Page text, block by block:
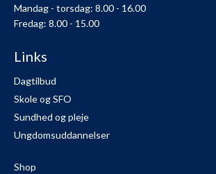
Mandag - torsdag: 8.00 - 16.00
Fredag: 8.00 - 15.00
Links
Dagtilbud
Skole og SFO
Sundhed og pleje
Ungdomsuddannelser
Shop